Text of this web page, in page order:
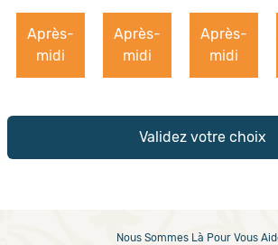
Après-
midi
Après-
midi
Après-
midi
Validez votre choix
Nous Sommes Là Pour Vous